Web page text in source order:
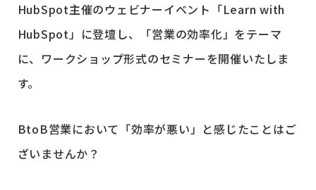
HubSpot主催のウェビナーイベント「Learn with
HubSpot」に登壇し、「営業の効率化」をテーマ
に、ワークショップ形式のセミナーを開催いたしま
す。
BtoB営業において「効率が悪い」と感じたことはご
ざいませんか？